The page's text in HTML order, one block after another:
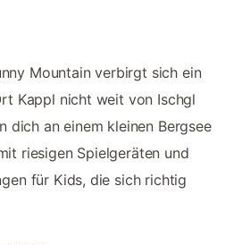
Mountain verbirgt sich ein
Kappl nicht weit von Ischgl
dich an einem kleinen Bergsee
riesigen Spielgeräten und
für Kids, die sich richtig